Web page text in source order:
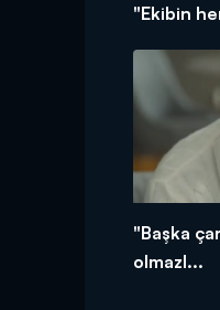
"Ekibin
"Başka
olmazl...